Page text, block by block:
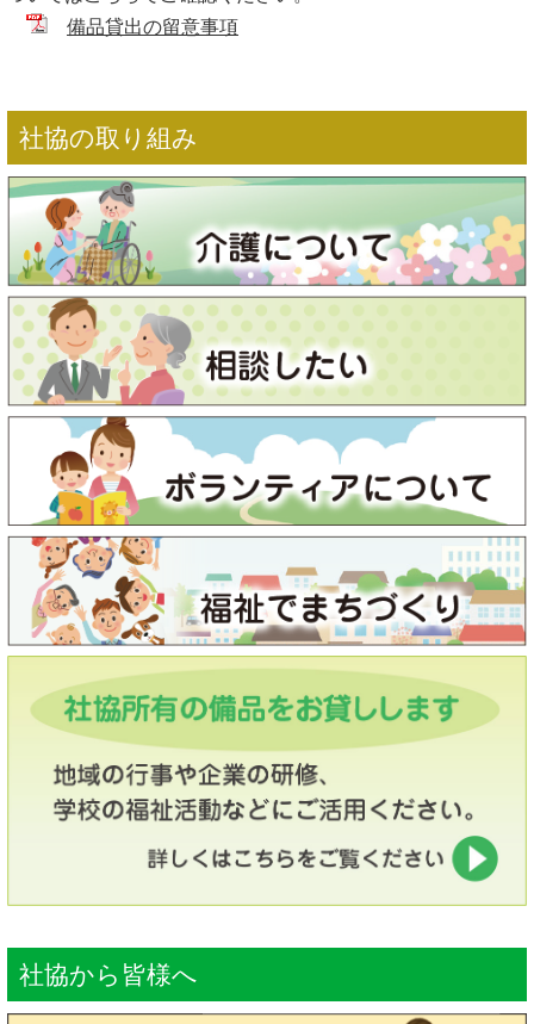
備品貸出の留意事項
社協の取り組み
社協から皆様へ